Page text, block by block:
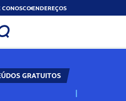
CONOSCOENDEREÇOS
GRATUITOS
N